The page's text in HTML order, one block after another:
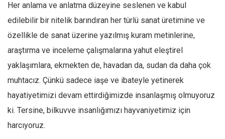
Her anlama ve anlatma düzeyine seslenen ve kabul
edilebilir bir nitelik barındıran her türlü sanat üretimine ve
özellikle de sanat üzerine yazılmış kuram metinlerine,
araştırma ve inceleme çalışmalarına yahut eleştirel
yaklaşımlara, ekmekten de, havadan da, sudan da daha çok
muhtacız. Çünkü sadece iaşe ve ibateyle yetinerek
hayatiyetimizi devam ettirdiğimizde insanlaşmış olmuyoruz
ki. Tersine, bilkuvve insanlığımızı hayvaniyetimiz için
harcıyoruz.